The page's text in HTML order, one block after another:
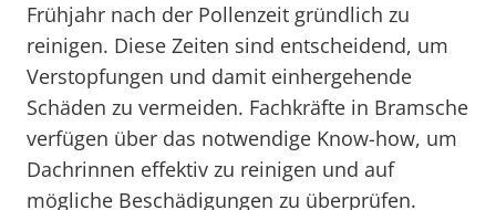
Frühjahr nach der Pollenzeit gründlich zu
reinigen. Diese Zeiten sind entscheidend, um
Verstopfungen und damit einhergehende
Schäden zu vermeiden. Fachkräfte in Bramsche
verfügen über das notwendige Know-how, um
Dachrinnen effektiv zu reinigen und auf
mögliche Beschädigungen zu überprüfen.